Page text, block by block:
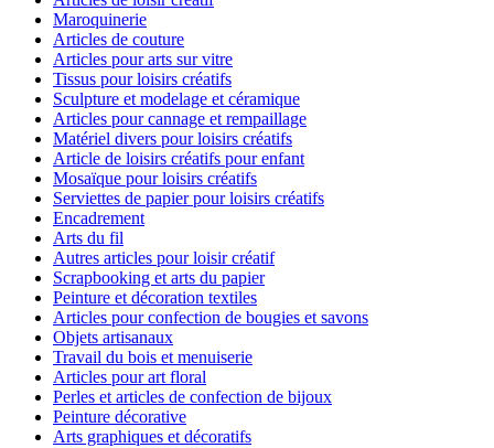
Maroquinerie
Articles de couture
Articles pour arts sur vitre
Tissus pour loisirs créatifs
Sculpture et modelage et céramique
Articles pour cannage et rempaillage
Matériel divers pour loisirs créatifs
Article de loisirs créatifs pour enfant
Mosaïque pour loisirs créatifs
Serviettes de papier pour loisirs créatifs
Encadrement
Arts du fil
Autres articles pour loisir créatif
Scrapbooking et arts du papier
Peinture et décoration textiles
Articles pour confection de bougies et savons
Objets artisanaux
Travail du bois et menuiserie
Articles pour art floral
Perles et articles de confection de bijoux
Peinture décorative
Arts graphiques et décoratifs